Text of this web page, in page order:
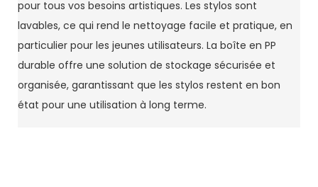
pour tous vos besoins artistiques. Les stylos sont
lavables, ce qui rend le nettoyage facile et pratique, en
particulier pour les jeunes utilisateurs. La boîte en PP
durable offre une solution de stockage sécurisée et
organisée, garantissant que les stylos restent en bon
état pour une utilisation à long terme.